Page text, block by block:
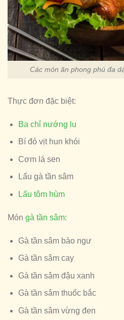
Các món ăn phong phú đa
Thực đơn đặc biệt:
Ba chỉ nướng lu
Bí đỏ vịt hun khói
Cơm lá sen
Lẩu gà tần sâm
Lẩu tôm hùm
Món gà tần sâm:
Gà tần sâm bào ngư
Gà tần sâm cay
Gà tần sâm đậu xanh
Gà tần sâm thuốc bắc
Gà tần sâm vừng đen